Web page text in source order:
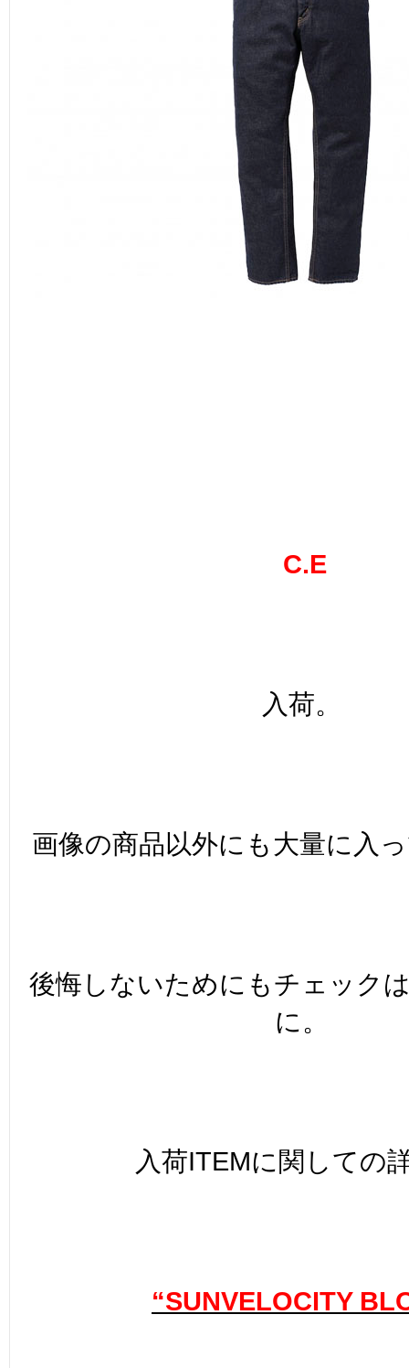
C.E
入荷。
画像の商品以外にも大量に入
後悔しないためにもチェック
に。
入荷ITEMに関しての
“SUNVELOCITY